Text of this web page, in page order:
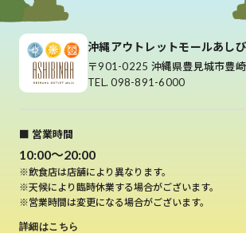
沖縄アウトレットモールあし
〒901-0225 沖縄県豊見城市豊
TEL. 098-891-6000
■ 営業時間
10:00～20:00
※飲食店は店舗により異なります。
※天候により臨時休業する場合がございます。
※営業時間は変更になる場合がございます。
詳細はこちら